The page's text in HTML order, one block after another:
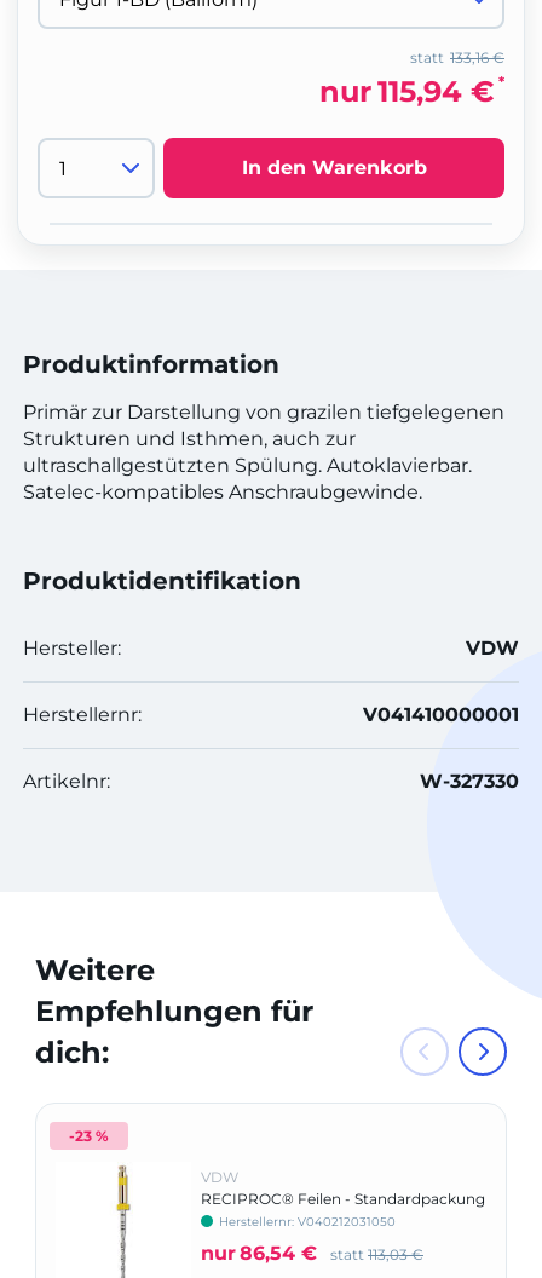
133,16 €
statt
nur115,94 € *
In den Warenkorb
Produktinformation
Primär zur Darstellung von grazilen tiefgelegenen
Strukturen und Isthmen, auch zur
ultraschallgestützten Spülung. Autoklavierbar.
Satelec-kompatibles Anschraubgewinde.
Produktidentifikation
Hersteller: VDW
Herstellernr: V041410000001
Artikelnr: W-327330
Weitere
Empfehlungen für
dich:
-23 %
VDW
RECIPROC® Feilen - Standardpackung
Herstellernr: V040212031050
nur86,54 € statt 113,03 €